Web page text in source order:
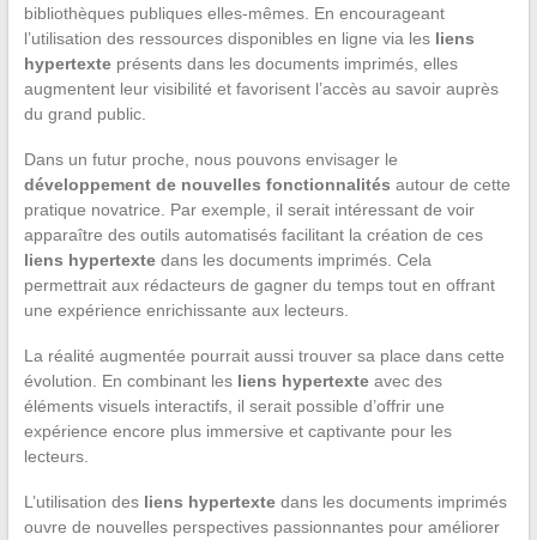
bibliothèques publiques elles-mêmes. En encourageant
l’utilisation des ressources disponibles en ligne via les liens
hypertexteprésents dans les documents imprimés, elles
augmentent leur visibilité et favorisent l’accès au savoir auprès
du grand public.
Dans un futur proche, nous pouvons envisager le
développement de nouvelles fonctionnalités autour de cette
pratique novatrice. Par exemple, il serait intéressant de voir
apparaître des outils automatisés facilitant la création de ces
liens hypertextedans les documents imprimés. Cela
permettrait aux rédacteurs de gagner du temps tout en offrant
une expérience enrichissante aux lecteurs.
La réalité augmentée pourrait aussi trouver sa place dans cette
évolution. En combinant les liens hypertexteavec des
éléments visuels interactifs, il serait possible d’offrir une
expérience encore plus immersive et captivante pour les
lecteurs.
L’utilisation des liens hypertextedans les documents imprimés
ouvre de nouvelles perspectives passionnantes pour améliorer